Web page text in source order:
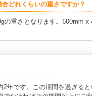
どれくらいの重さですか？
の重さとなります。600mm x
年です。この期間を過ぎる